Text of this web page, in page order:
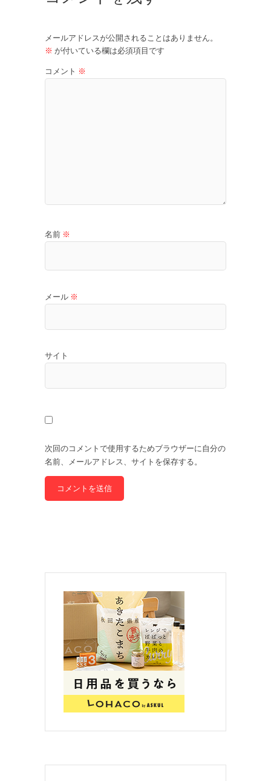
メールアドレスが公開されることはありません。
※ が付いている欄は必須項目です
コメント ※
名前 ※
メール ※
サイト
次回のコメントで使用するためブラウザーに自分の
名前、メールアドレス、サイトを保存する。